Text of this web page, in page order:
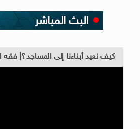
كيف نعيد أبناءنا إلى المساجد؟| فقه